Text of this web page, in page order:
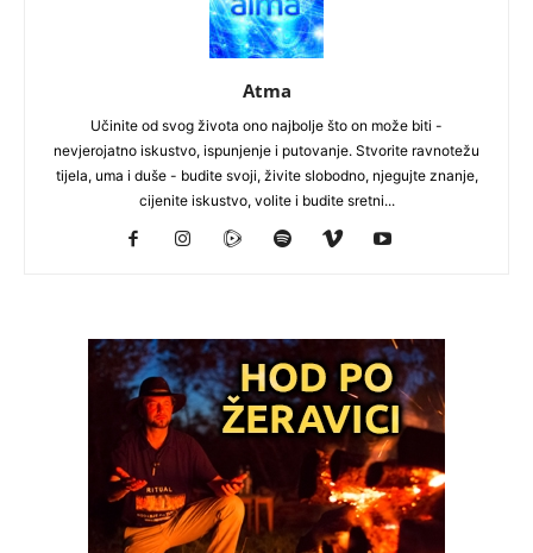
Atma
Učinite od svog života ono najbolje što on može biti -
nevjerojatno iskustvo, ispunjenje i putovanje. Stvorite ravnotežu
tijela, uma i duše - budite svoji, živite slobodno, njegujte znanje,
cijenite iskustvo, volite i budite sretni...